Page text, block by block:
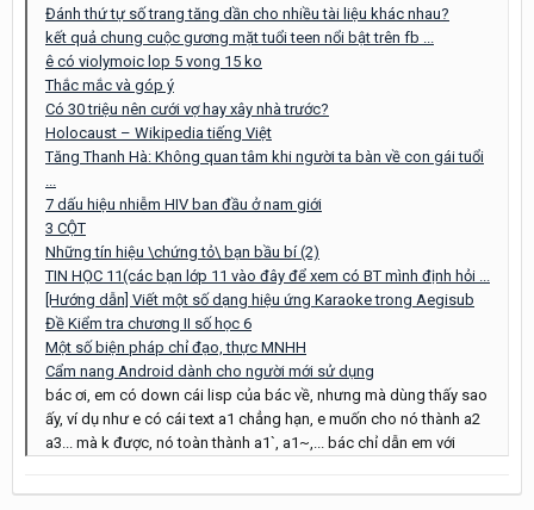
Đánh thứ tự số trang tăng dần cho nhiều tài liệu khác nhau?
kết quả chung cuộc gương mặt tuổi teen nổi bật trên fb ...
ê có violymoic lop 5 vong 15 ko
Thắc mắc và góp ý
Có 30 triệu nên cưới vợ hay xây nhà trước?
Holocaust – Wikipedia tiếng Việt
Tăng Thanh Hà: Không quan tâm khi người ta bàn về con gái tuổi
...
7 dấu hiệu nhiễm HIV ban đầu ở nam giới
3 CỘT
Những tín hiệu \chứng tỏ\ bạn bầu bí (2)
TIN HỌC 11(các bạn lớp 11 vào đây để xem có BT mình định hỏi ...
[Hướng dẫn] Viết một số dạng hiệu ứng Karaoke trong Aegisub
Đề Kiểm tra chương II số học 6
Một số biện pháp chỉ đạo, thực MNHH
Cẩm nang Android dành cho người mới sử dụng
bác ơi, em có down cái lisp của bác về, nhưng mà dùng thấy sao
ấy, ví dụ như e có cái text a1 chẳng hạn, e muốn cho nó thành a2
a3... mà k được, nó toàn thành a1`, a1~,... bác chỉ dẫn em với